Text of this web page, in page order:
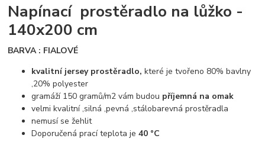
Napínací prostěradlo na lůžko -
140x200 cm
BARVA : FIALOVÉ
kvalitní jersey prostěradlo,které je tvořeno 80% bavlny
,20% polyester
gramáží 150 gramů/m2 vám budou příjemná na omak
velmi kvalitní ,silná ,pevná ,stálobarevná prostěradla
nemusí se žehlit
Doporučená prací teplota je40 °C